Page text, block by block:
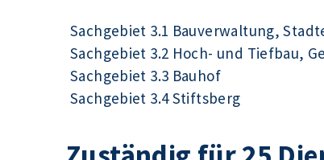
Sachgebiet 3.1 Bauverwaltung,
Sachgebiet 3.2 Hoch- und Tiefbau,
Sachgebiet 3.3 Bauhof
Sachgebiet 3.4 Stiftsberg